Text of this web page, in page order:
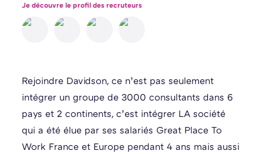
Je découvre le profil des recruteurs
Rejoindre Davidson, ce n’est pas seulement
intégrer un groupe de 3000 consultants dans 6
pays et 2 continents, c’est intégrer LA société
qui a été élue par ses salariés Great Place To
Work France et Europe pendant 4 ans mais aussi